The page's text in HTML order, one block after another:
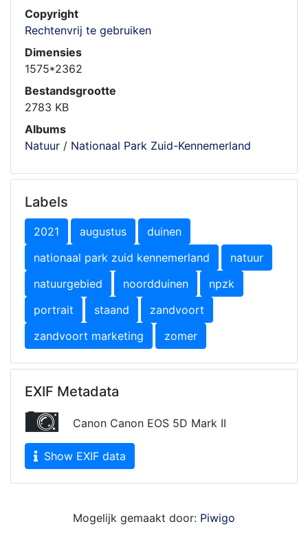
Copyright
Rechtenvrij te gebruiken
Dimensies
1575*2362
Bestandsgrootte
2783 KB
Albums
Natuur / Nationaal Park Zuid-Kennemerland
Labels
2021 augustus
duinen
nationaal park zuid kennemerland
natuur
natuurgebied
noordduinen
npzk
portrait
staand
zandvoort
zandvoort marketing
zomer
EXIF Metadata
Canon Canon EOS 5D Mark II
Show EXIF data
Mogelijk gemaakt door: Piwigo